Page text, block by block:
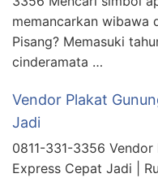
memancarkan wibawa
Pisang? Memasuki
cinderamata …
Vendor Plakat
Jadi
0811-331-3356 Vendor
Express Cepat Jadi |